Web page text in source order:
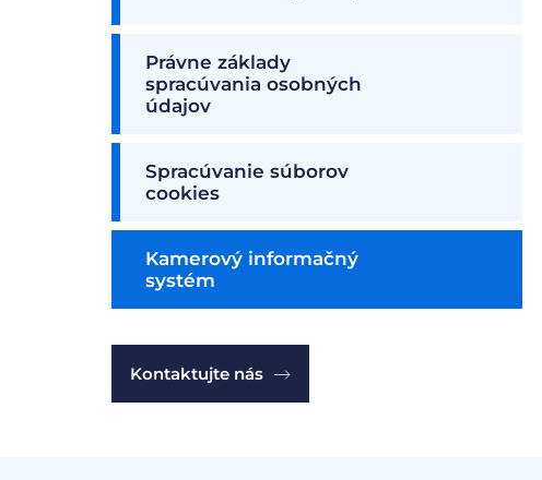
Právne základy
spracúvania osobných
údajov
Spracúvanie súborov
cookies
Kamerový informačný
systém
Kontaktujte nás